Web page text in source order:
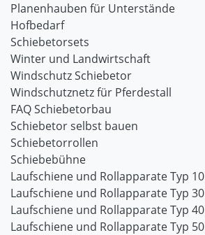
Planenhauben für Unterstände
Hofbedarf
Schiebetorsets
Winter und Landwirtschaft
Windschutz Schiebetor
Windschutznetz für Pferdestall
FAQ Schiebetorbau
Schiebetor selbst bauen
Schiebetorrollen
Schiebebühne
Laufschiene und Rollapparate Typ 10
Laufschiene und Rollapparate Typ 30
Laufschiene und Rollapparate Typ 40
Laufschiene und Rollapparate Typ 50